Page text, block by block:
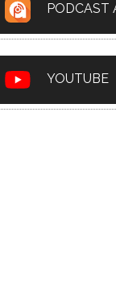
PODCAST
YOUTUBE